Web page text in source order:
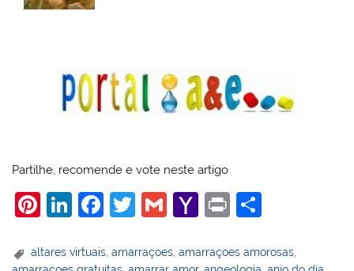
Partilhe, recomende e vote neste artigo
Pi
er
Li
k
F
c
T
itt
G
ai
Y
h
Pr
t
ar
altares virtuais,amarraçoes,amarraçoes amorosas,